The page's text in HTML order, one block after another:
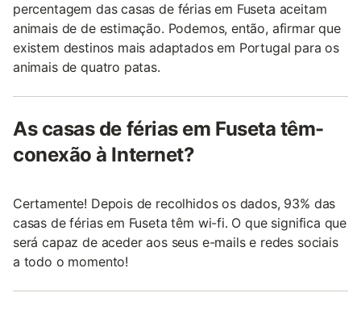
percentagem das casas de férias em Fuseta aceitam
animais de de estimação. Podemos, então, afirmar que
existem destinos mais adaptados em Portugal para os
animais de quatro patas.
As casas de férias em Fuseta têm-
conexão à Internet?
Certamente! Depois de recolhidos os dados, 93% das
casas de férias em Fuseta têm wi-fi. O que significa que
será capaz de aceder aos seus e-mails e redes sociais
a todo o momento!